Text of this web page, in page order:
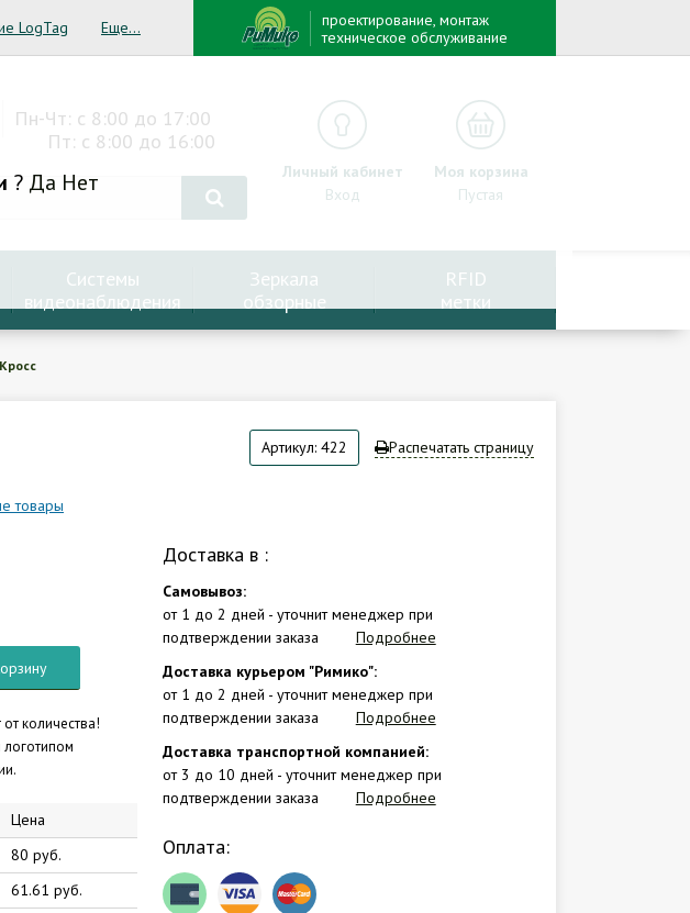
LogTag Еще...
проектирование, монтаж
техническое обслуживание
? Да Нет
Пн-Чт: с 8:00 до 17:00
Пт: с 8:00 до 16:00
Личный кабинет
Вход
Моя корзина
Пустая
Системы
видеонаблюдения
Зеркала
обзорные
RFID
метки
Артикул: 422 Распечатать страницу
товары
количества!
логотипом
Цена
80 руб.
61.61 руб.
Доставка в :
Самовывоз:
от 1 до 2 дней - уточнит менеджер при
подтверждении заказа
Подробнее
Доставка курьером "Римико":
от 1 до 2 дней - уточнит менеджер при
подтверждении заказа
Подробнее
Доставка транспортной компанией:
от 3 до 10 дней - уточнит менеджер при
подтверждении заказа
Подробнее
Оплата: